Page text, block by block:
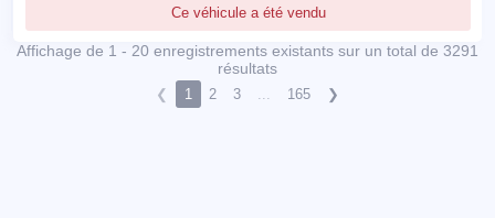
Ce véhicule a été vendu
Affichage de 1 - 20 enregistrements existants sur un total de 3291
résultats
❮ 1 2 3 165 ❯